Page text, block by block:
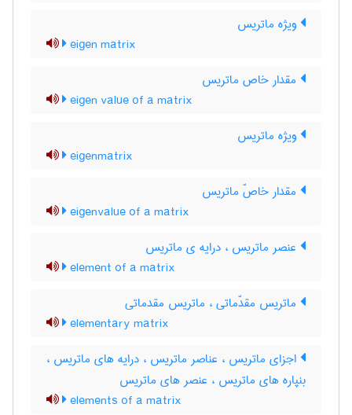
ویژه ماتریس
eigen matrix
مقدار خاص ماتریس
eigen value of a matrix
ویژه ماتریس
eigenmatrix
مقدار خاصّ ماتریس
eigenvalue of a matrix
عنصر ماتریس ، درایه ی ماتریس
element of a matrix
ماتریس مقدّماتی ، ماتریس مقدماتی
elementary matrix
اجزای ماتریس ، عناصر ماتریس ، درایه های ماتریس ،
بنپاره های ماتریس ، عنصر های ماتریس
elements of a matrix